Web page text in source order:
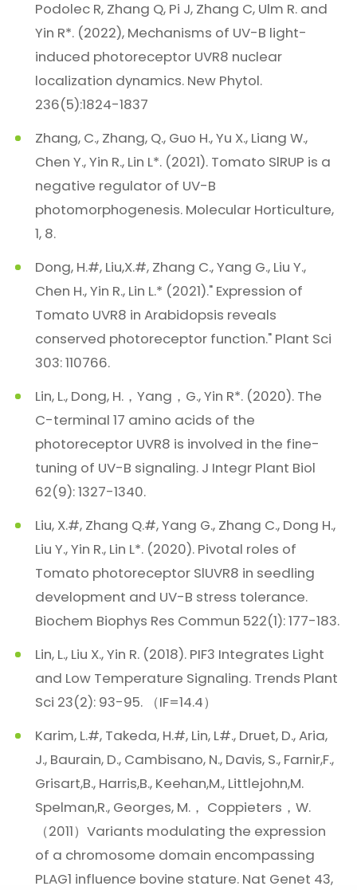
Podolec R, Zhang Q, Pi J, Zhang C, Ulm R. and
Yin R*. (2022), Mechanisms of UV-B light-
induced photoreceptor UVR8 nuclear
localization dynamics. New Phytol.
236(5):1824-1837
Zhang, C., Zhang, Q., Guo H., Yu X., Liang W.,
Chen Y., Yin R., Lin L*. (2021). Tomato SlRUP is a
negative regulator of UV-B
photomorphogenesis. Molecular Horticulture,
1, 8.
Dong, H.#, Liu,X.#, Zhang C., Yang G., Liu Y.,
Chen H., Yin R., Lin L.* (2021)." Expression of
Tomato UVR8 in Arabidopsis reveals
conserved photoreceptor function." Plant Sci
303: 110766.
Lin, L., Dong, H.，Yang，G., Yin R*. (2020). The
C-terminal 17 amino acids of the
photoreceptor UVR8 is involved in the fine-
tuning of UV-B signaling. J Integr Plant Biol
62(9): 1327-1340.
Liu, X.#, Zhang Q.#, Yang G., Zhang C., Dong H.,
Liu Y., Yin R., Lin L*. (2020). Pivotal roles of
Tomato photoreceptor SlUVR8 in seedling
development and UV-B stress tolerance.
Biochem Biophys Res Commun 522(1): 177-183.
Lin, L., Liu X., Yin R. (2018). PIF3 Integrates Light
and Low Temperature Signaling. Trends Plant
Sci 23(2): 93-95. （IF=14.4）
Karim, L.#, Takeda, H.#, Lin, L#., Druet, D., Aria,
J., Baurain, D., Cambisano, N., Davis, S., Farnir,F.,
Grisart,B., Harris,B., Keehan,M., Littlejohn,M.
Spelman,R., Georges, M.， Coppieters，W.
（2011）Variants modulating the expression
of a chromosome domain encompassing
PLAG1 influence bovine stature. Nat Genet 43,